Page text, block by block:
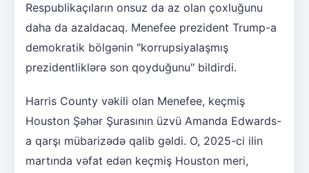
Respublikaçıların onsuz da az olan çoxluğunu
daha da azaldacaq. Menefee prezident Trump-a
demokratik bölgənin "korrupsiyalaşmış
prezidentliklərə son qoyduğunu" bildirdi.
Harris County vəkili olan Menefee, keçmiş
Houston Şəhər Şurasının üzvü Amanda Edwards-
a qarşı mübarizədə qalib gəldi. O, 2025-ci ilin
martında vəfat edən keçmiş Houston meri,